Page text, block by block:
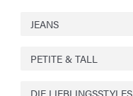
JEANS
PETITE & TALL
DIE LIEBLINGSSTYLES